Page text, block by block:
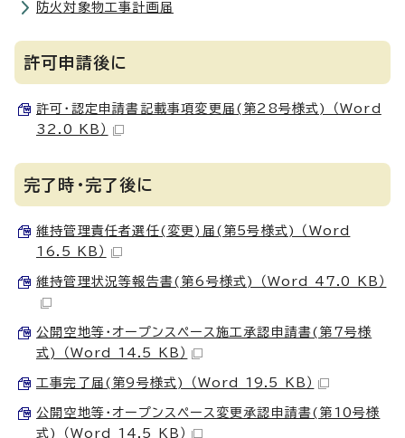
防火対象物工事計画届
許可申請後に
許可・認定申請書記載事項変更届(第28号様式) （Word
32.0 KB）
完了時・完了後に
維持管理責任者選任(変更)届(第5号様式) （Word
16.5 KB）
維持管理状況等報告書(第6号様式) （Word 47.0 KB）
公開空地等・オープンスペース施工承認申請書(第7号様
式) （Word 14.5 KB）
工事完了届(第9号様式) （Word 19.5 KB）
公開空地等・オープンスペース変更承認申請書(第10号様
式) （Word 14.5 KB）